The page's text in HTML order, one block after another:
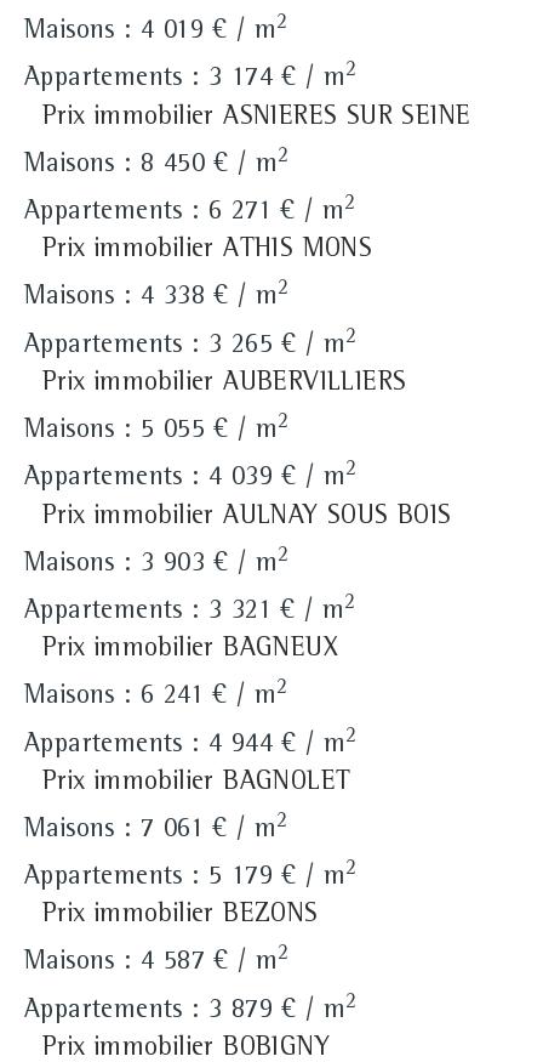
Maisons : 4 019 € / m2
Appartements : 3 174 € / m2
Prix immobilier ASNIERES SUR SEINE
Maisons : 8 450 € / m2
Appartements : 6 271 € / m2
Prix immobilier ATHIS MONS
Maisons : 4 338 € / m2
Appartements : 3 265 € / m2
Prix immobilier AUBERVILLIERS
Maisons : 5 055 € / m2
Appartements : 4 039 € / m2
Prix immobilier AULNAY SOUS BOIS
Maisons : 3 903 € / m2
Appartements : 3 321 € / m2
Prix immobilier BAGNEUX
Maisons : 6 241 € / m2
Appartements : 4 944 € / m2
Prix immobilier BAGNOLET
Maisons : 7 061 € / m2
Appartements : 5 179 € / m2
Prix immobilier BEZONS
Maisons : 4 587 € / m2
Appartements : 3 879 € / m2
Prix immobilier BOBIGNY